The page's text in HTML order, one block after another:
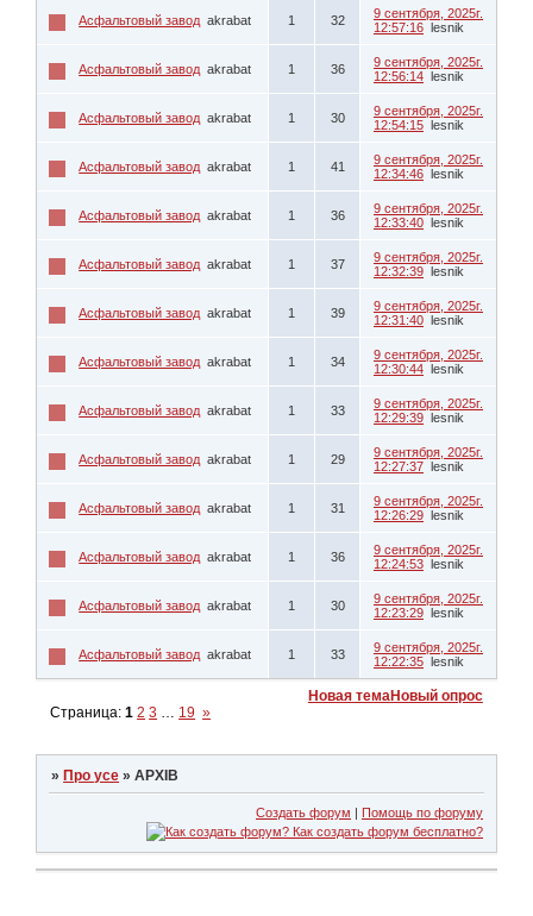
Асфальтовый завод akrabat 1 32
9 сентября, 2025г.
12:57:16 lesnik
Асфальтовый завод akrabat 1 36
9 сентября, 2025г.
12:56:14 lesnik
Асфальтовый завод akrabat 1 30
9 сентября, 2025г.
12:54:15 lesnik
Асфальтовый завод akrabat 1 41
9 сентября, 2025г.
12:34:46 lesnik
Асфальтовый завод akrabat 1 36
9 сентября, 2025г.
12:33:40 lesnik
Асфальтовый завод akrabat 1 37
9 сентября, 2025г.
12:32:39 lesnik
Асфальтовый завод akrabat 1 39
9 сентября, 2025г.
12:31:40 lesnik
Асфальтовый завод akrabat 1 34
9 сентября, 2025г.
12:30:44 lesnik
Асфальтовый завод akrabat 1 33
9 сентября, 2025г.
12:29:39 lesnik
Асфальтовый завод akrabat 1 29
9 сентября, 2025г.
12:27:37 lesnik
Асфальтовый завод akrabat 1 31
9 сентября, 2025г.
12:26:29 lesnik
Асфальтовый завод akrabat 1 36
9 сентября, 2025г.
12:24:53 lesnik
Асфальтовый завод akrabat 1 30
9 сентября, 2025г.
12:23:29 lesnik
Асфальтовый завод akrabat 1 33
9 сентября, 2025г.
12:22:35 lesnik
Новая темаНовый опрос
Страница:1 2 3 … 19 »
»Про усе »АРХІВ
Создать форум | Помощь по форуму